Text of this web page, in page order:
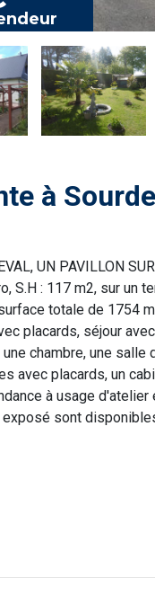
à
UN PAVILLON
S.H : 117 m2, sur un
totale de 1754
placards, séjour
chambre, une salle
avec placards, un
à usage
sont